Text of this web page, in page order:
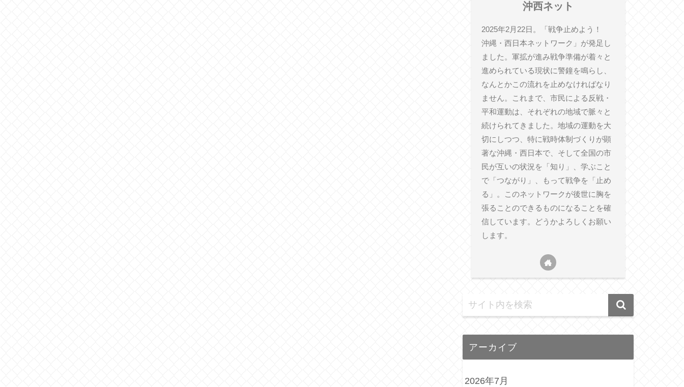
沖西ネット
2025年2月22日。「戦争止めよう！
沖縄・西日本ネットワーク」が発足し
ました。軍拡が進み戦争準備が着々と
進められている現状に警鐘を鳴らし、
なんとかこの流れを止めなければなり
ません。これまで、市民による反戦・
平和運動は、それぞれの地域で脈々と
続けられてきました。地域の運動を大
切にしつつ、特に戦時体制づくりが顕
著な沖縄・西日本で、そして全国の市
民が互いの状況を「知り」、学ぶこと
で「つながり」、もって戦争を「止め
る」。このネットワークが後世に胸を
張ることのできるものになることを確
信しています。どうかよろしくお願い
します。
アーカイブ
2026年7月